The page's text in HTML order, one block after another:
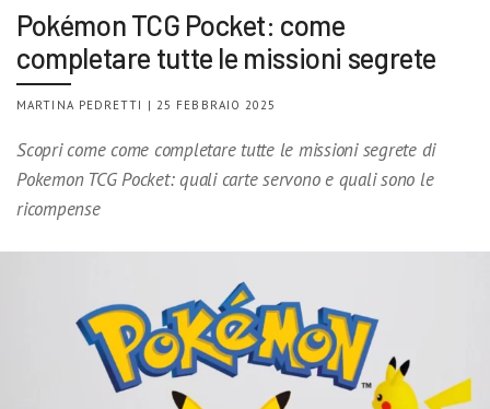
Pokémon TCG Pocket: come
completare tutte le missioni segrete
MARTINA PEDRETTI | 25 FEBBRAIO 2025
Scopri come come completare tutte le missioni segrete di
Pokemon TCG Pocket: quali carte servono e quali sono le
ricompense